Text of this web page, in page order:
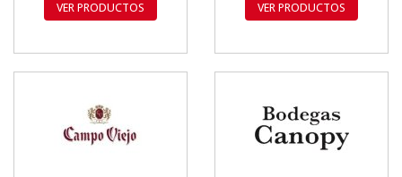
VER PRODUCTOS VER PRODUCTOS